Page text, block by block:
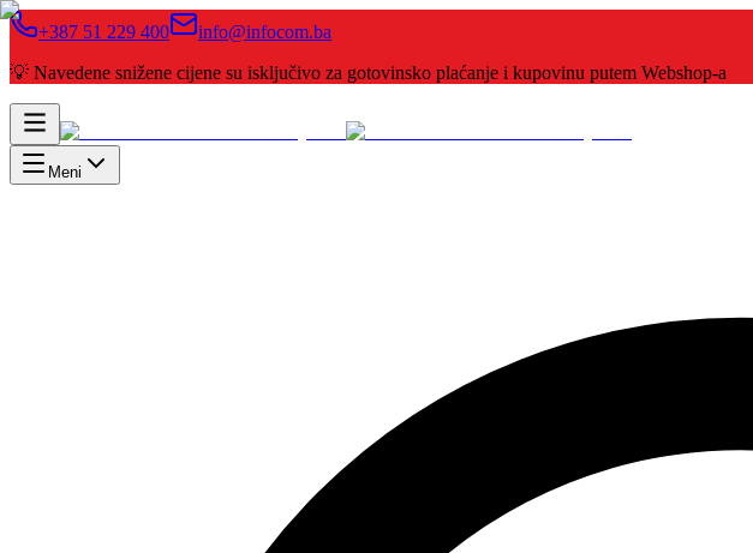
+387 51 229 400
info@infocom.ba
💡 Navedene snižene cijene su isključivo za gotovinsko plaćanje i kupovinu putem Webshop-a
Meni